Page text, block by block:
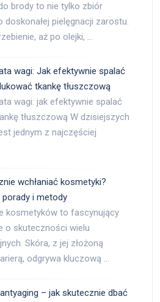
brody to nie tylko zbiór
doskonałej pielęgnacji zarostu.
aż po olejki, …
wagi: Jak efektywnie spalać
tkankę tłuszczową
wagi: jak efektywnie spalać
tłuszczową W dzisiejszych
jednym z najczęściej
wchłaniać kosmetyki?
i metody
kosmetyków to fascynujący
o skuteczności wielu
Skóra, z jej złożoną
odgrywa kluczową …
– jak skutecznie dbać